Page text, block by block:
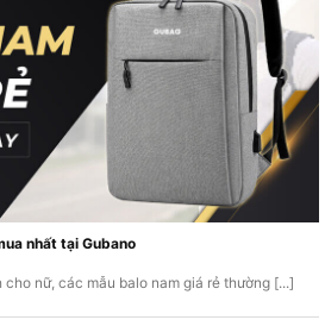
nhất tại Gubano
nữ, các mẫu balo nam giá rẻ thường [...]